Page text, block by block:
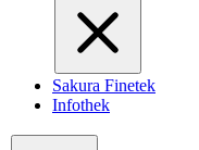
Sakura Finetek
Infothek